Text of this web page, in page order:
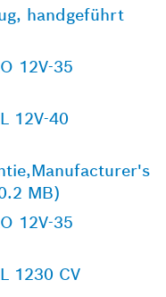
handgeführt
12V-35
12V-40
MB)
12V-35
1230 CV